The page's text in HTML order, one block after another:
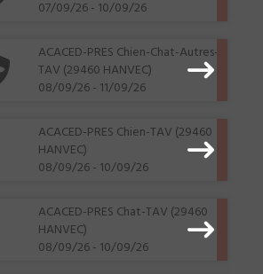
07/09/26 - 10/09/26
ACACED-PRES Chien-Chat-Autres-
TAV (29460 HANVEC)
08/09/26 - 11/09/26
ACACED-PRES Chien-TAV (29460
HANVEC)
08/09/26 - 10/09/26
ACACED-PRES Chat-TAV (29460
HANVEC)
08/09/26 - 10/09/26